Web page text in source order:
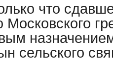
что
сельского